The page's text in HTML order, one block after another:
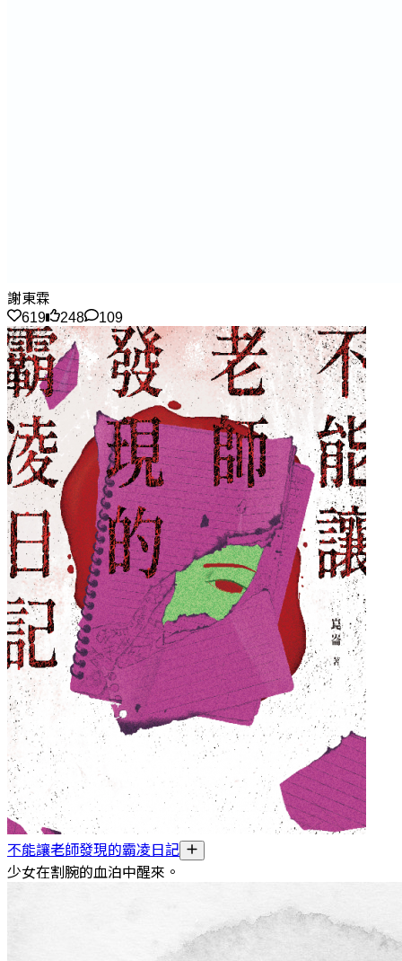
謝東霖
619
248 109
不能讓老師發現的霸凌日記
少女在割腕的血泊中醒來。